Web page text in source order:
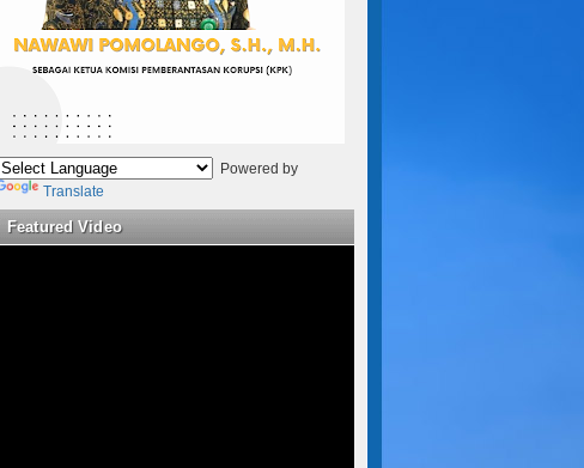
Powered by
Translate
Featured Video